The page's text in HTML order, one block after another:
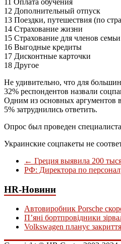
11 Оплата обучения
12 Дополнительный отпуск
13 Поездки, путешествия (по
14 Страхование жизни
15 Страхование для членов семьи
16 Выгодные кредиты
17 Дисконтные карточки
18 Другое
Не удивительно, что для
32% респондентов назвали
Одним из основных аргументов
5% затруднились ответить.
Опрос был проведен
Украинские соцпакеты не
← Греция выявила 200
РФ: Директора по
HR-Новини
Автовиробник Porsche
П’яні бортпровідники
Volkswagen планує